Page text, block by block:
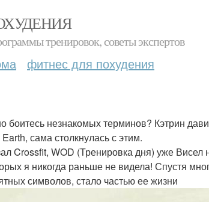
тренировок, советы экспертов
фитнес для похудения
боитесь незнакомых терминов? Кэтрин
сама столкнулась с этим.
Crossfit, WOD (Тренировка дня) уже Висел
я никогда раньше не видела! Спустя
символов, стало частью ее жизни